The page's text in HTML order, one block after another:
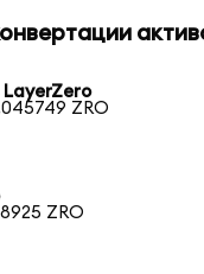
LayerZero
ZRO
ZRO